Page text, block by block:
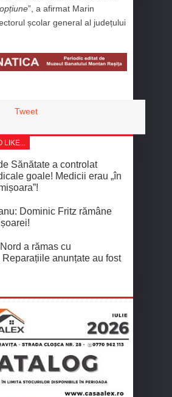
”, a afirmat Marin
școlar general al județului
Tweet
Sănătate a controlat
goale! Medicii erau „în
Dominic Fritz rămâne
a rămas cu
anunțate au fost